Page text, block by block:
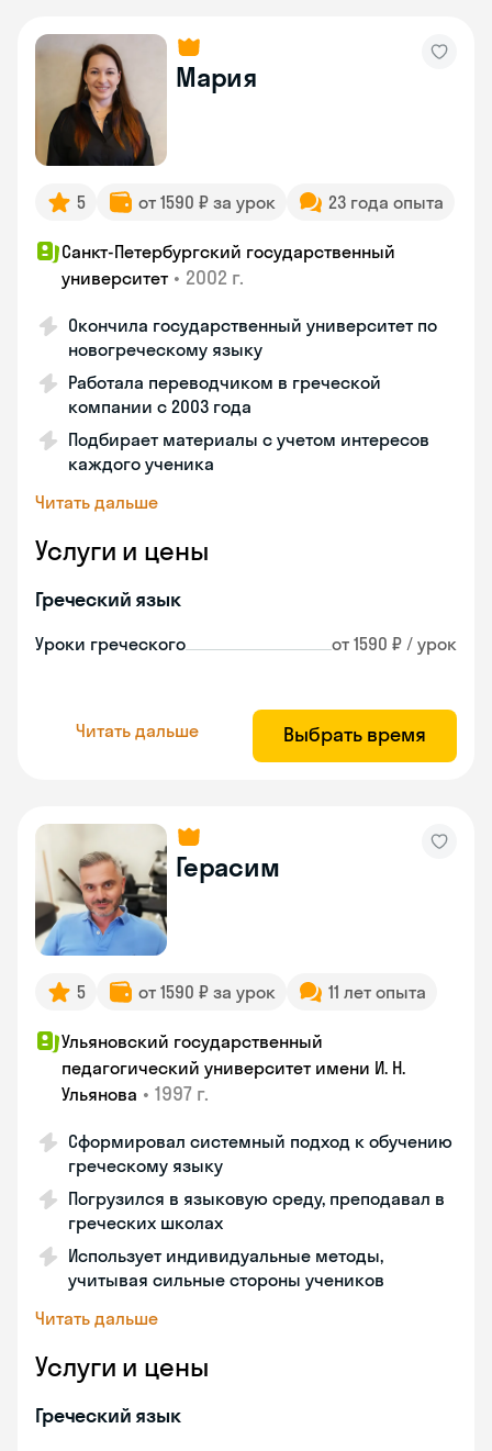
Мария
5 от 1590 ₽ за урок 23 года опыта
Санкт-Петербургский государственный
университет • 2002 г.
Окончила государственный университет по
новогреческому языку
Работала переводчиком в греческой
компании с 2003 года
Подбирает материалы с учетом интересов
каждого ученика
Читать дальше
Услуги и цены
Греческий язык
Уроки греческого от 1590 ₽ / урок
Читать дальше Выбрать время
Герасим
5 от 1590 ₽ за урок 11 лет опыта
Ульяновский государственный
педагогический университет имени И. Н.
Ульянова • 1997 г.
Сформировал системный подход к обучению
греческому языку
Погрузился в языковую среду, преподавал в
греческих школах
Использует индивидуальные методы,
учитывая сильные стороны учеников
Читать дальше
Услуги и цены
Греческий язык